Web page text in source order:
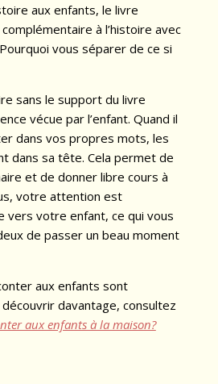
aux enfants, le livre
à l’histoire avec
vous séparer de ce si
sans le support du livre
vécue par l’enfant. Quand il
dans vos propres mots, les
dans sa tête. Cela permet de
et de donner libre cours à
votre attention est
vers votre enfant, ce qui vous
de passer un beau moment
aux enfants sont
davantage, consultez
aux enfants à la maison?